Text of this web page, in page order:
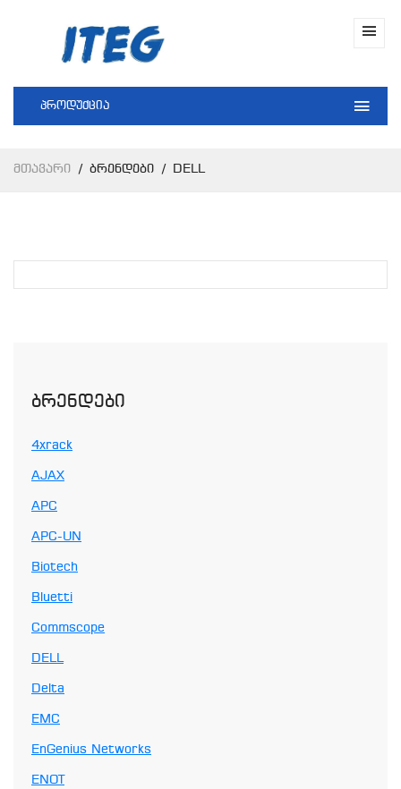
პროდუქცია
Მთავარი Ბრენდები DELL
Ბრენდები
4xrack
AJAX
APC
APC-UN
Biotech
Bluetti
Commscope
DELL
Delta
EMC
EnGenius Networks
ENOT